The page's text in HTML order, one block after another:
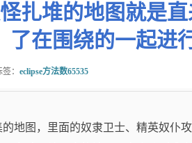
扎堆的地图就是
了在围绕的一起进
： eclipse方法数65535
地图，里面的奴隶卫士、精英奴仆